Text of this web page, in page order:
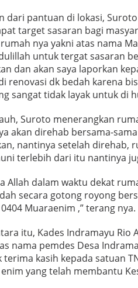
dari pantuan di lokasi,
target sasaran bagi
nya yakni atas nama
untuk tergat sasaran
dan akan saya laporkan
renovasi dk bedah karena
sangat tidak layak untuk di
Suroto menerangkan
akan direhab bersama-
nantinya setelah direhab,
terlebih dari itu nantinya
Allah dalam waktu dekat
secara gotong royong
Muaraenim ,” terang nya.
itu, Kades Indramayu Rio
nama pemdes Desa
terima kasih kepada satuan
yang telah membantu